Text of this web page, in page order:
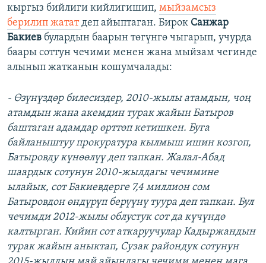
кыргыз бийлиги кийлигишип, мыйзамсыз
берилип жататдеп айыптаган. Бирок Санжар
Бакиев булардын баарын төгүнгө чыгарып, учурда
баары соттун чечими менен жана мыйзам чегинде
алынып жатканын кошумчалады:
- Өзүнүздөр билесиздер, 2010-жылы атамдын, чоң
атамдын жана акемдин турак жайын Батыров
баштаган адамдар өрттөп кетишкен. Буга
байланыштуу прокуратура кылмыш ишин козгоп,
Батыровду күнөөлүү деп тапкан. Жалал-Абад
шаардык сотунун 2010-жылдагы чечимине
ылайык, сот Бакиевдерге 7,4 миллион сом
Батыровдон өндүрүп берүүнү туура деп тапкан. Бул
чечимди 2012-жылы облустук сот да күчүндө
калтырган. Кийин сот аткаруучулар Кадыржандын
турак жайын аныктап, Сузак райондук сотунун